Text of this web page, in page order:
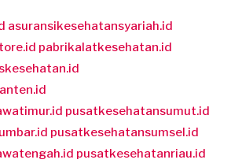
asuransikesehatansyariah.id
pabrikalatkesehatan.id
pusatkesehatansumut.id
pusatkesehatansumsel.id
pusatkesehatanriau.id